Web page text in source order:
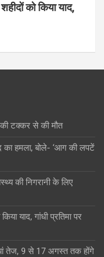
को किया याद,
टक्कर से की मौत
का हमला, बोले- ‘आग की लपटें
की निगरानी के लिए
याद, गांधी प्रतिमा पर
तेज, 9 से 17 अगस्त तक होंगे